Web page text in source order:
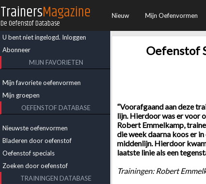
TrainersMagazine
De Oefenstof Database
Nieuw Mijn Oefenvormen
U bent niet ingelogd. Inloggen
Abonneer
MIJN FAVORIETEN
Mijn favoriete oefenvormen
Mijn groepen
OEFENSTOF DATABASE
Nieuwste oefenvormen
Bladeren door oefenstof
Oefenstof specials
Zoeken door oefenstof
TRAININGEN DATABASE
Oefenstof
“Voorafgaand aan deze
lijn. Hierdoor was er voor
Robert Emmelkamp,
die week daarna koos er
middenlijn. Hierdoor
laatste linie als een
Trainingen: Robert